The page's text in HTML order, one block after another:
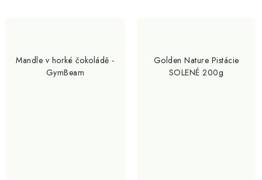
Mandle v horké čokoládě -
GymBeam
Golden Nature Pistácie
SOLENÉ 200g